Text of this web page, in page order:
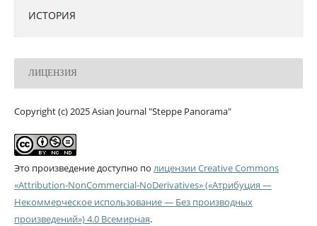
ИСТОРИЯ
ЛИЦЕНЗИЯ
Copyright (c) 2025 Asian Journal "Steppe Panorama"
Это произведение доступно по лицензии Creative Commons
«Attribution-NonCommercial-NoDerivatives» («Атрибуция —
Некоммерческое использование — Без производных
произведений») 4.0 Всемирная.